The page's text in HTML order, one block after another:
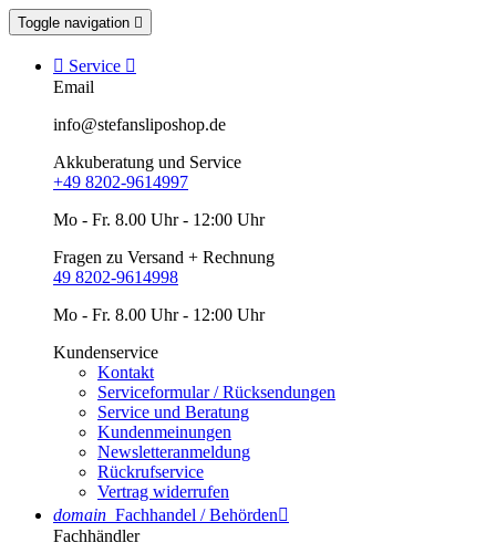
Toggle navigation 
 Service 
Email
info@stefansliposhop.de
Akkuberatung und Service
+49 8202-9614997
Mo - Fr. 8.00 Uhr - 12:00 Uhr
Fragen zu Versand + Rechnung
49 8202-9614998
Mo - Fr. 8.00 Uhr - 12:00 Uhr
Kundenservice
Kontakt
Serviceformular / Rücksendungen
Service und Beratung
Kundenmeinungen
Newsletteranmeldung
Rückrufservice
Vertrag widerrufen
domain Fachhandel / Behörden
Fachhändler